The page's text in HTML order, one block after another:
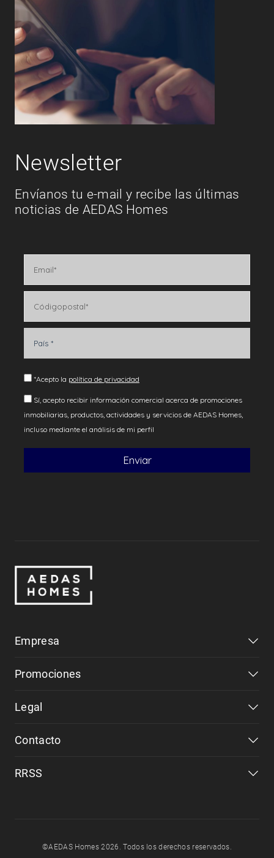
Newsletter
Envíanos tu e-mail y recibe las últimas
noticias de AEDAS Homes
Empresa
Promociones
Legal
Contacto
RRSS
©AEDAS Homes 2026. Todos los derechos reservados.